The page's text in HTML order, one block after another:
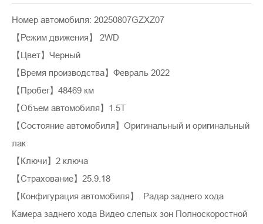
Номер автомобиля: 20250807GZXZ07
【Режим движения】 2WD
【Цвет】Черный
【Время производства】Февраль 2022
【Пробег】48469 км
【Объем автомобиля】1.5T
【Состояние автомобиля】Оригинальный и оригинальный
лак
【Ключи】2 ключа
【Страхование】25.9.18
【Конфигурация автомобиля】. Радар заднего хода
Камера заднего хода Видео слепых зон Полноскоростной